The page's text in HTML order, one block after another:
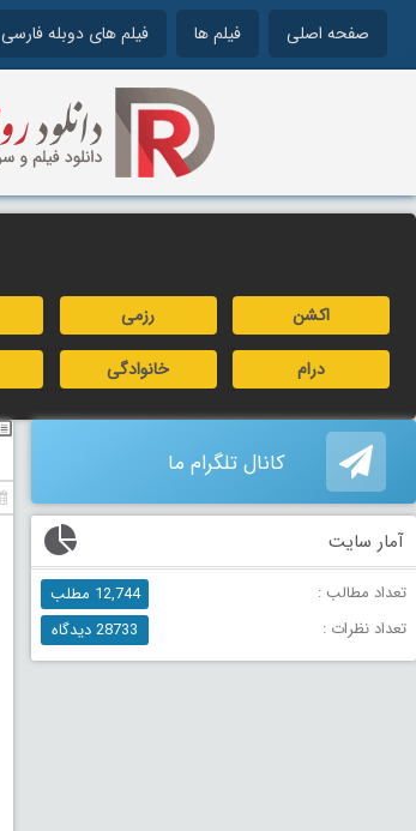
صفحه اصلی فیلم ها فیلم های دوبله فارسی
اکشن رزمی
درام خانوادگی
کانال تلگرام ما
آمار سایت
تعداد مطالب :
12,744 مطلب
تعداد نظرات :
28733 دیدگاه